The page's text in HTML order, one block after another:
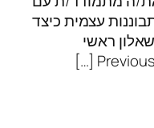
עצמית כיצד
ראשי